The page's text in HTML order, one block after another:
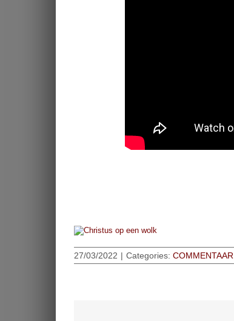
27/03/2022 | Categories: COMMENTAAR